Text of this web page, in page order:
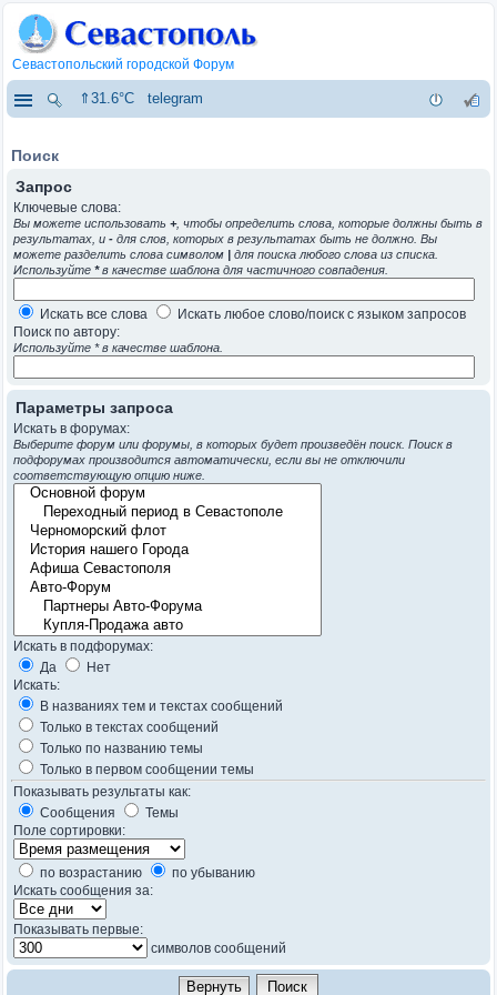
Севастопольский городской Форум
⇑31.6°C telegram
Поиск
Запрос
Ключевые слова:
Вы можете использовать +, чтобы определить слова, которые должны быть в
результатах, и - для слов, которых в результатах быть не должно. Вы
можете разделить слова символом | для поиска любого слова из списка.
Используйте *в качестве шаблона для частичного совпадения.
Искать все слова
Искать любое слово/поиск с языком запросов
Поиск по автору:
Используйте * в качестве шаблона.
Параметры запроса
Искать в форумах:
Выберите форум или форумы, в которых будет произведён поиск. Поиск в
подфорумах производится автоматически, если вы не отключили
соответствующую опцию ниже.
Искать в подфорумах:
Да
Нет
Искать:
В названиях тем и текстах сообщений
Только в текстах сообщений
Только по названию темы
Только в первом сообщении темы
Показывать результаты как:
Сообщения
Темы
Поле сортировки:
по возрастанию
по убыванию
Искать сообщения за:
Показывать первые:
символов сообщений